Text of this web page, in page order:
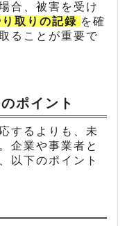
合、被害を受け
取りの記録 を確
ることが重要で
ポイント
するよりも、未
企業や事業者と
以下のポイント